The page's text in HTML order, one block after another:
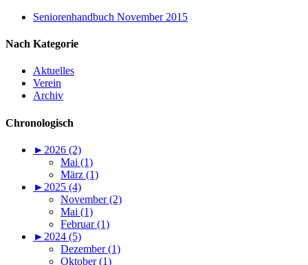
Seniorenhandbuch November 2015
Nach Kategorie
Aktuelles
Verein
Archiv
Chronologisch
► 2026 (2)
Mai (1)
März (1)
► 2025 (4)
November (2)
Mai (1)
Februar (1)
► 2024 (5)
Dezember (1)
Oktober (1)